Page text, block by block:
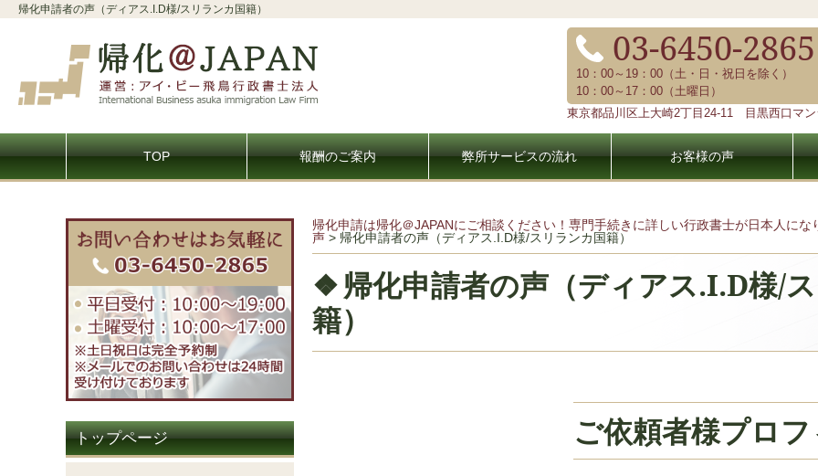
帰化申請者の声（ディアス.I.D様/スリランカ国籍）
03-6450-2865
10：00～19：00（土・日・祝日を除く）
10：00～17：00（土曜日）
東京都品川区上大崎2丁目24-11 目黒西口マ
TOP 報酬のご案内 弊所サービスの流れ お客様の声
帰化申請は帰化＠JAPANにご相談ください！専門手続きに詳しい行政書士が日本人に
声 > 帰化申請者の声（ディアス.I.D様/スリランカ国籍）
帰化申請者の声（ディアス.I.D様/
籍）
ご依頼者様プロ
トップページ